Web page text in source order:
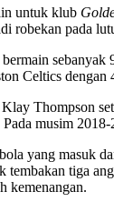
untuk klub
robekan pada
Celtics
Thompson
Pada musim
yang masuk
tembakan tiga
kemenangan.